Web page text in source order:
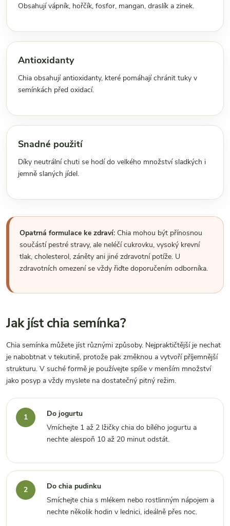
Obsahují vápník, hořčík, fosfor, mangan, draslík a zinek.
Antioxidanty
Chia obsahují antioxidanty, které pomáhají chránit tuky v
semínkách před oxidací.
Snadné použití
Díky neutrální chuti se hodí do velkého množství sladkých i
jemně slaných jídel.
Opatrná formulace ke zdraví: Chia mohou být přínosnou
součástí pestré stravy, ale neléčí cukrovku, vysoký krevní
tlak, cholesterol, záněty ani jiné zdravotní potíže. U
zdravotních omezení se vždy řiďte doporučením odborníka.
Jak jíst chia semínka?
Chia semínka můžete jíst různými způsoby. Nejpraktičtější je nechat
je nabobtnat v tekutině, protože pak změknou a vytvoří příjemnější
strukturu. V suché formě je používejte spíše v menším množství
jako posyp a vždy myslete na dostatečný pitný režim.
Do jogurtu
Vmíchejte 1 až 2 lžičky chia do bílého jogurtu a
nechte alespoň 10 až 20 minut odstát.
Do chia pudinku
Smíchejte chia s mlékem nebo rostlinným nápojem a
nechte několik hodin v lednici, ideálně přes noc.